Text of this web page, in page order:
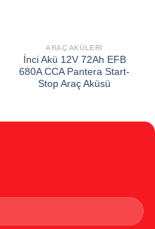
ARAÇ AKÜLERI
İnci Akü 12V 72Ah EFB
680A CCA Pantera Start-
Stop Araç Aküsü